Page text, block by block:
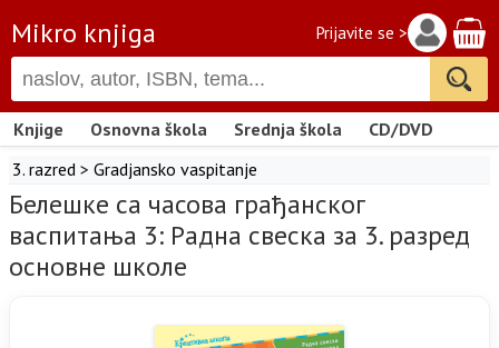
Mikro knjiga Prijavite se >
Knjige Osnovna škola Srednja škola
CD/DVD
3. razred > Gradjansko vaspitanje
Белешке са часова грађанског
васпитања 3: Pадна свеска за 3. разред
основне школе